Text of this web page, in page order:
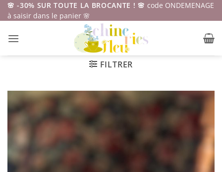
Passer
au
🌸 -30% SUR TOUTE LA BROCANTE ! 🌸 code ONDEMENAGE
à saisir dans le panier 🌸
FILTRER